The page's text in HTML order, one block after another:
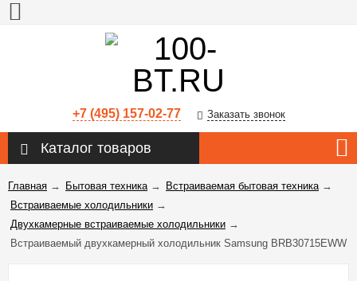
+7 (495) 157-02-77 Заказать звонок
Каталог товаров
Главная → Бытовая техника→ Встраиваемая бытовая техника→
Встраиваемые холодильники →
Двухкамерные встраиваемые холодильники →
Встраиваемый двухкамерный холодильник Samsung BRB30715EWW